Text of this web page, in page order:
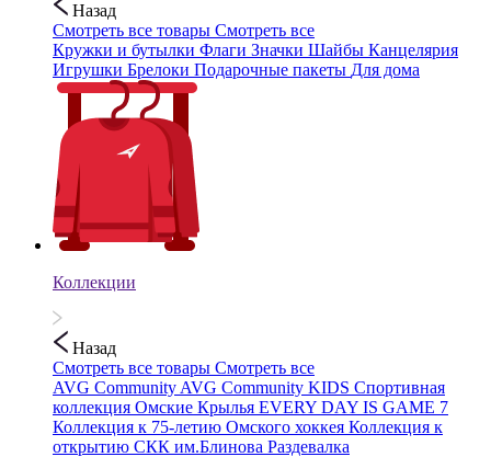
Назад
Смотреть все товары Смотреть все
Кружки и бутылки Флаги Значки Шайбы Канцелярия
Игрушки Брелоки Подарочные пакеты Для дома
Коллекции
Назад
Смотреть все товары Смотреть все
AVG Community AVG Community KIDS Спортивная
коллекция Омские Крылья EVERY DAY IS GAME 7
Коллекция к 75-летию Омского хоккея Коллекция к
открытию СКК им.Блинова Раздевалка